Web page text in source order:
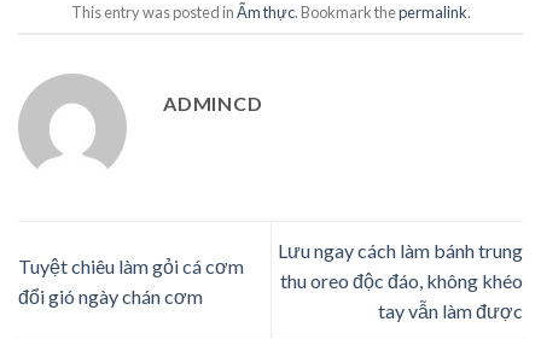
This entry was posted inẨm thực. Bookmark thepermalink.
ADMINCD
Tuyệt chiêu làm gỏi cá cơm
đổi gió ngày chán cơm
Lưu ngay cách làm bánh trung
thu oreo độc đáo, không khéo
tay vẫn làm được